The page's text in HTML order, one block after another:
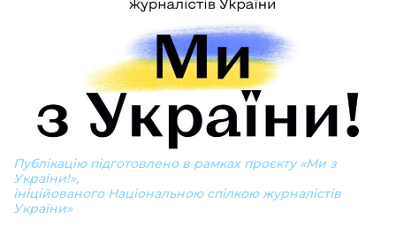
Публікацію підготовлено в рамках проєкту «Ми з
України!»,
ініційованого Національною спілкою журналістів
України»